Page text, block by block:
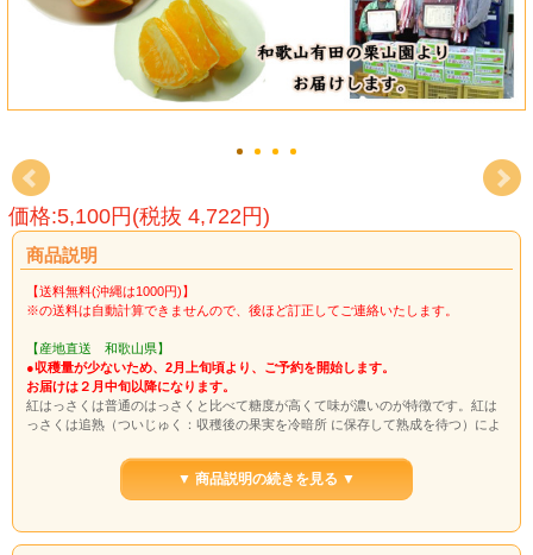
価格:5,100円(税抜 4,722円)
商品説明
【送料無料(沖縄は1000円)】
※の送料は自動計算できませんので、後ほど訂正してご連絡いたします。
【産地直送 和歌山県】
●収穫量が少ないため、2月上旬頃より、ご予約を開始します。
お届けは２月中旬以降になります。
紅はっさくは普通のはっさくと比べて糖度が高くて味が濃いのが特徴です。紅は
っさくは追熟（ついじゅく：収穫後の果実を冷暗所 に保存して熟成を待つ）によ
産地名：国産（和歌山県）▼ 商品説明の続きを見る ▼